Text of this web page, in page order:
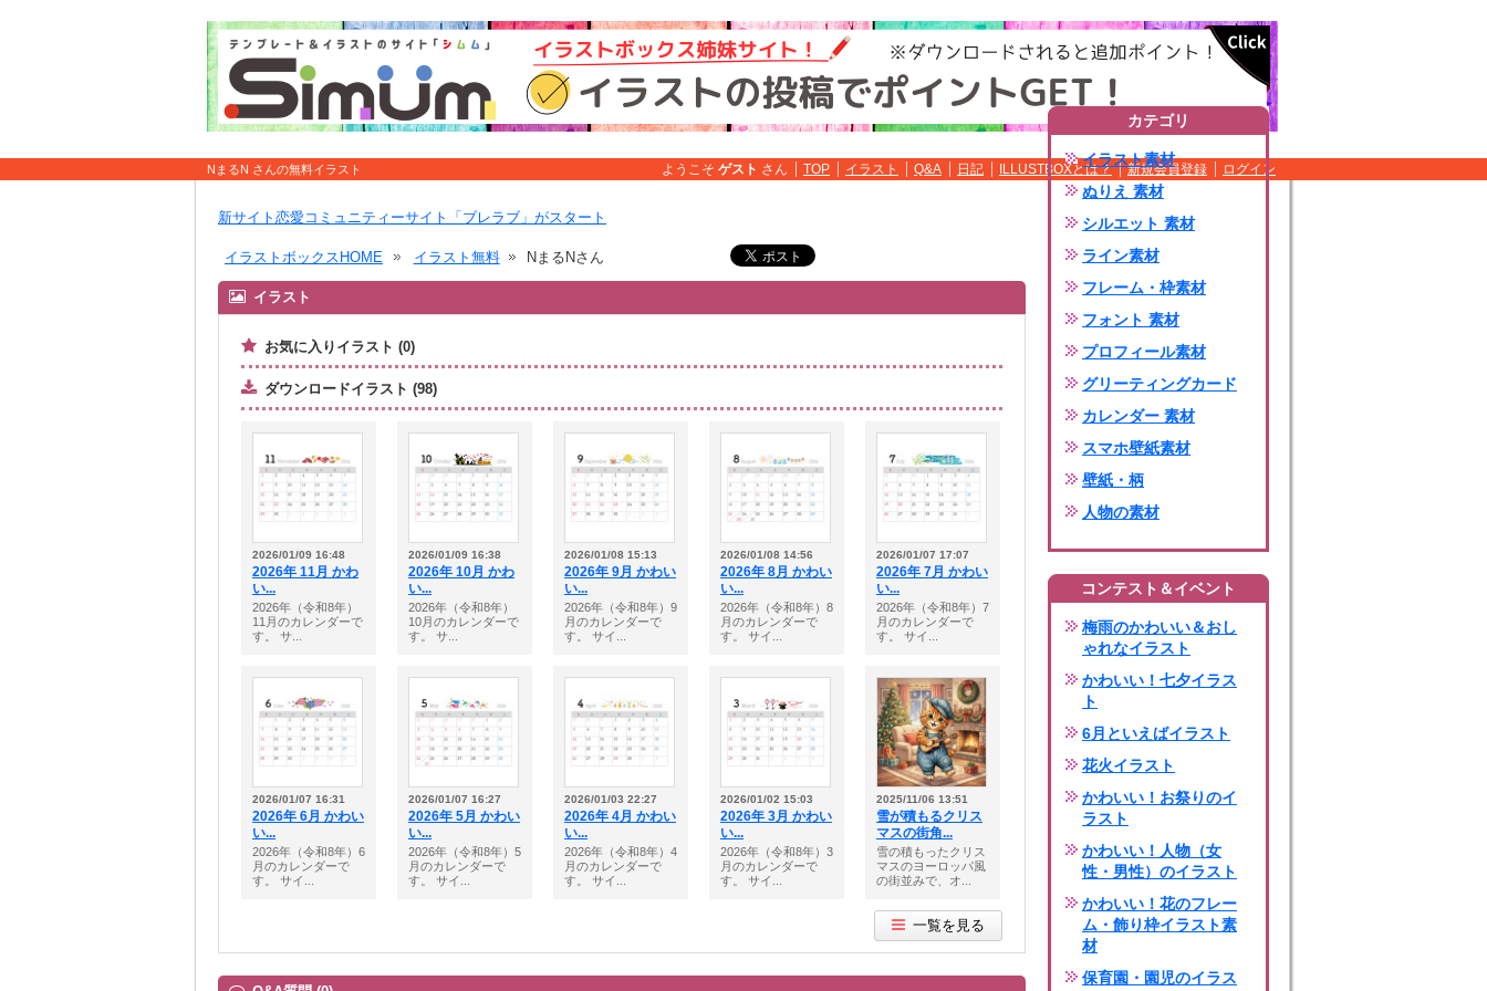
NまるN さんの無料イラスト ようこそ ゲスト さん TOP イラスト Q&A 日記 ILLUSTBOXとは？ 新規会員登録 ログイン
新サイト恋愛コミュニティーサイト「ブレラブ」がスタート
イラストボックスHOME イラスト無料 NまるNさん
イラスト
お気に入りイラスト (0)
ダウンロードイラスト (98)
2026/01/09 16:48
2026年 11月 かわ
い...
2026年（令和8年）
11月のカレンダーで
す。 サ...
2026/01/09 16:38
2026年 10月 かわ
い...
2026年（令和8年）
10月のカレンダーで
す。 サ...
2026/01/08 15:13
2026年 9月 かわい
い...
2026年（令和8年）9
月のカレンダーで
す。 サイ...
2026/01/08 14:56
2026年 8月 かわい
い...
2026年（令和8年）8
月のカレンダーで
す。 サイ...
2026/01/07 17:07
2026年 7月 かわい
い...
2026年（令和8年）7
月のカレンダーで
す。 サイ...
2026/01/07 16:31
2026年 6月 かわい
い...
2026年（令和8年）6
月のカレンダーで
す。 サイ...
2026/01/07 16:27
2026年 5月 かわい
い...
2026年（令和8年）5
月のカレンダーで
す。 サイ...
2026/01/03 22:27
2026年 4月 かわい
い...
2026年（令和8年）4
月のカレンダーで
す。 サイ...
2026/01/02 15:03
2026年 3月 かわい
い...
2026年（令和8年）3
月のカレンダーで
す。 サイ...
2025/11/06 13:51
雪が積もるクリス
マスの街角...
雪の積もったクリス
マスのヨーロッパ風
の街並みで、オ...
一覧を見る
カテゴリ
イラスト素材
ぬりえ 素材
シルエット 素材
ライン素材
フレーム・枠素材
フォント 素材
プロフィール素材
グリーティングカード
カレンダー 素材
スマホ壁紙素材
壁紙・柄
人物の素材
コンテスト＆イベント
梅雨のかわいい＆おし
ゃれなイラスト
かわいい！七夕イラス
ト
6月といえばイラスト
花火イラスト
かわいい！お祭りのイ
ラスト
かわいい！人物（女
性・男性）のイラスト
かわいい！花のフレー
ム・飾り枠イラスト素
材
保育園・園児のイラス